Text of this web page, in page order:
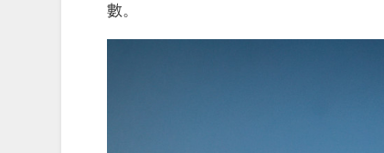
數。